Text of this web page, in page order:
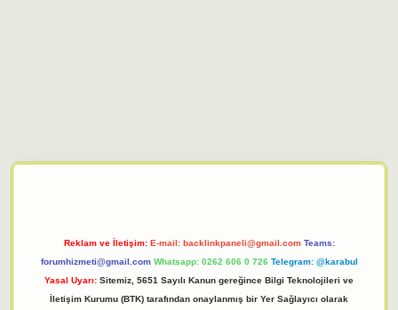
Reklam ve İletişim: E-mail: backlinkpaneli@gmail.com Teams:
forumhizmeti@gmail.com Whatsapp: 0262 606 0 726 Telegram: @karabul
Yasal Uyarı: Sitemiz, 5651 Sayılı Kanun gereğince Bilgi Teknolojileri ve
İletişim Kurumu (BTK) tarafından onaylanmış bir Yer Sağlayıcı olarak